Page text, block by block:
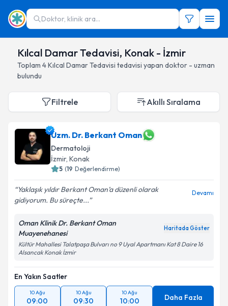
Doktor, klinik ara...
Kılcal Damar Tedavisi, Konak - İzmir
Toplam 4Kılcal Damar Tedavisi tedavisi yapan doktor - uzman
bulundu
Filtrele Akıllı Sıralama
Uzm. Dr. Berkant Oman
Dermatoloji
İzmir, Konak
5 (19 Değerlendirme)
Yaklaşık yıldır Berkant Oman’a düzenli olarak
gidiyorum. Bu süreçte...
Devamı
Oman Klinik Dr. Berkant Oman
Muayenehanesi
Haritada Göster
Kültür Mahallesi Talatpaşa Bulvarı no 9 Uyal Apartmanı Kat 8 Daire 16
Alsancak Konak İzmir
En Yakın Saatler
10 Ağu
09:00
10 Ağu
09:30
10 Ağu
10:00 Daha Fazla